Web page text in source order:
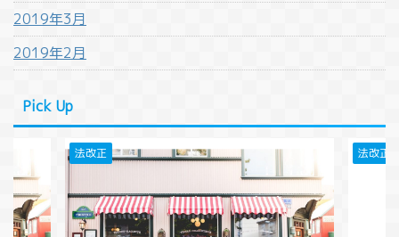
2019年3月
2019年2月
Pick Up
法改正 法改正